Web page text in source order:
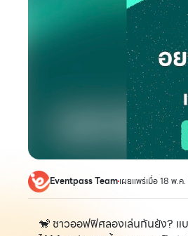
Eventpass Teamเผยแพร่เมื่อ 18 พ.ค
🐒 ชาวออฟฟิศลองเล่นกันยัง? แ